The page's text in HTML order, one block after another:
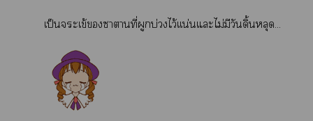
เป็นจระเข้าาที่ผูกบ่ไว้เเน่นแะไม่มีวันดิ้นหลุด...